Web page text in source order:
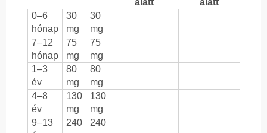
alatt
alatt
0–6
hónap
30
mg
30
mg
7–12
hónap
75
mg
75
mg
1–3
év
80
mg
80
mg
4–8
év
130
mg
130
mg
9–13
240
240